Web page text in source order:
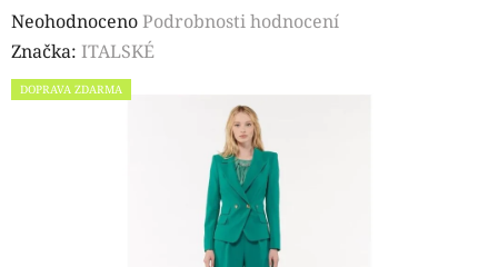
Průměrné
hodnocení
produktu
NeohodnocenoPodrobnosti hodnocení
Značka: ITALSKÉ
DOPRAVA ZDARMA